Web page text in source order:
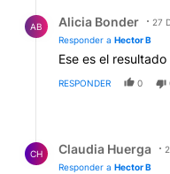
AB Alicia Bonder
27
Responder a Hector B
Ese es el
RESPONDER 0
CH Claudia Huerga
Responder a Hector B